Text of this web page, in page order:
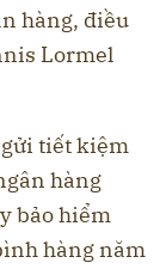
hàng, điều
Lormel
gửi tiết kiệm
hàng
bảo hiểm
hàng năm